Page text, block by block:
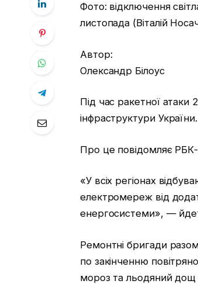
Фото: відключення
листопада (Віталій
Автор:
Олександр Білоус
Під час ракетної атаки
інфраструктури
Про це повідомляє
«У всіх регіонах
електромереж від
енергосистеми», —
Ремонтні бригади
по закінченню
мороз та льодяний дощ